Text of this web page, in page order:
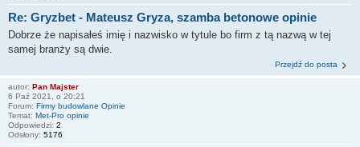
Re: Gryzbet - Mateusz Gryza, szamba betonowe opinie
Dobrze że napisałeś imię i nazwisko w tytule bo firm z tą nazwą w tej
samej branży są dwie.
Przejdź do posta
autor: Pan Majster
6 Paź 2021, o 20:21
Forum: Firmy budowlane Opinie
Temat: Met-Pro opinie
Odpowiedzi: 2
Odsłony: 5176